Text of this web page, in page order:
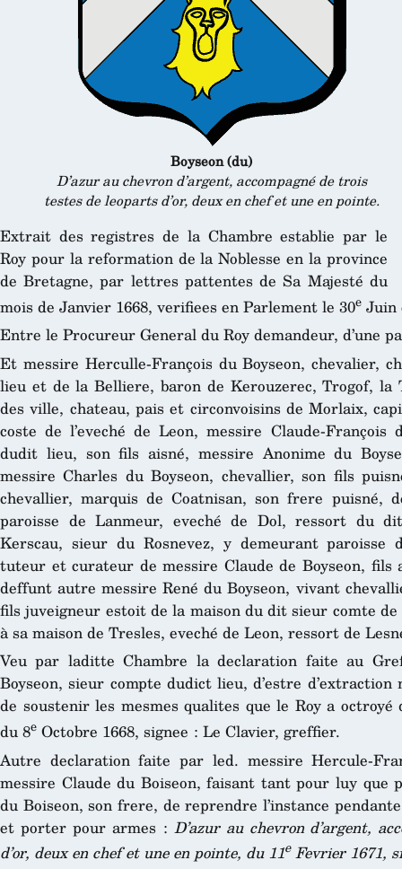
Boyseon (du)
D’azur au chevron d’argent, accompagné de trois
testes de leoparts d’or,deux en chef et une en pointe.
Extrait des registres de la Chambre establie par le
Roy pour la reformation de la Noblesse en la province
de Bretagne, par lettres pattentes de Sa Majesté du
mois de Janvier 1668, verifiees en Parlement le 30e Juin
Entre le Procureur General du Roy demandeur, d’une
Et messire Herculle-François du Boyseon, chevalier,
lieu et de la Belliere, baron de Kerouzerec, Trogof, la
des ville, chateau, pais et circonvoisins de Morlaix,
coste de l’eveché de Leon, messire Claude-
dudit lieu, son fils aisné, messire Anonime du
messire Charles du Boyseon, chevallier, son fils
chevallier, marquis de Coatnisan, son frere puisné,
paroisse de Lanmeur, eveché de Dol, ressort du
Kerscau, sieur du Rosnevez, y demeurant paroisse
tuteur et curateur de messire Claude de Boyseon,
deffunt autre messire René du Boyseon, vivant
fils juveigneur estoit de la maison du dit sieur comte
à sa maison de Tresles, eveché de Leon, ressort de
Veu par laditte Chambre la declaration faite au
Boyseon, sieur compte dudict lieu, d’estre
de soustenir les mesmes qualites que le Roy a
du 8e Octobre 1668, signee : Le Clavier, greffier.
Autre declaration faite par led. messire Hercule-
messire Claude du Boiseon, faisant tant pour luy que
du Boiseon, son frere, de reprendre l’instance
et porter pour armes : D’azur au chevron d’argent,
d’or, deux en chef et une en pointe, du 11eFevrier 1671,